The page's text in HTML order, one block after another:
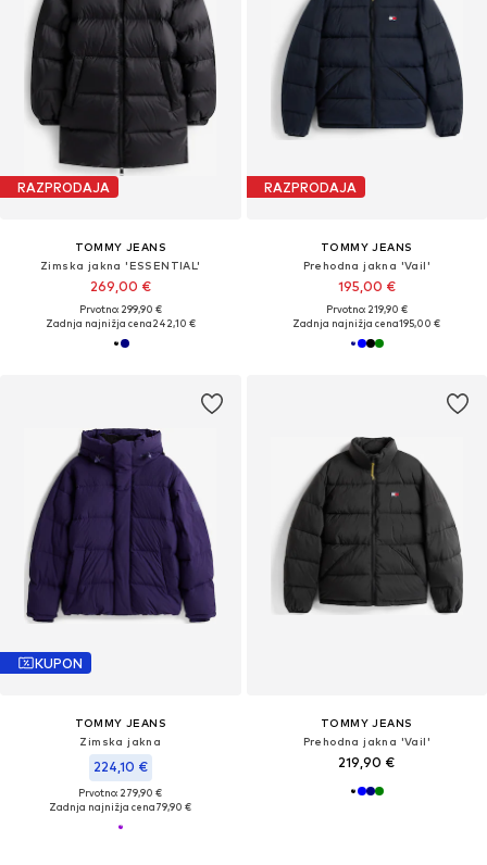
RAZPRODAJA
TOMMY JEANS
Zimska jakna 'ESSENTIAL'
269,00 €
Prvotno: 299,90 €
Zadnja najnižja cena242,10 €
RAZPRODAJA
TOMMY JEANS
Prehodna jakna 'Vail'
195,00 €
Prvotno: 219,90 €
Zadnja najnižja cena195,00 €
KUPON
TOMMY JEANS
Zimska jakna
224,10 €
Prvotno: 279,90 €
Zadnja najnižja cena79,90 €
TOMMY JEANS
Prehodna jakna 'Vail'
219,90 €